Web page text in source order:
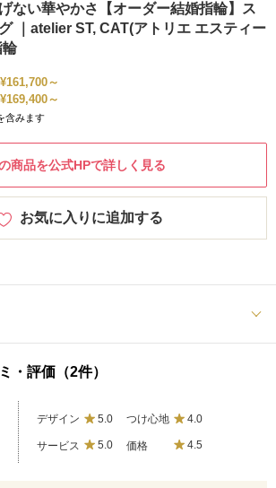
ない華やかさ【オーダー結婚指輪】ス
｜atelier ST, CAT(アトリエ エスティー
輪
¥161,700～
¥169,400～
含みます
商品を公式HPで詳しく見る
お気に入りに追加する
・評価（2件）
デザイン 5.0 つけ心地 4.0
サービス 5.0 価格 4.5